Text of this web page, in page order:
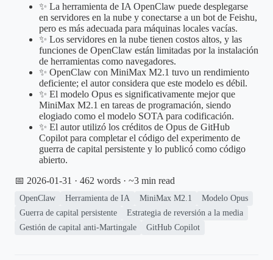
✨ La herramienta de IA OpenClaw puede desplegarse
en servidores en la nube y conectarse a un bot de Feishu,
pero es más adecuada para máquinas locales vacías.
✨ Los servidores en la nube tienen costos altos, y las
funciones de OpenClaw están limitadas por la instalación
de herramientas como navegadores.
✨ OpenClaw con MiniMax M2.1 tuvo un rendimiento
deficiente; el autor considera que este modelo es débil.
✨ El modelo Opus es significativamente mejor que
MiniMax M2.1 en tareas de programación, siendo
elogiado como el modelo SOTA para codificación.
✨ El autor utilizó los créditos de Opus de GitHub
Copilot para completar el código del experimento de
guerra de capital persistente y lo publicó como código
abierto.
📅 2026-01-31 · 462 words · ~3 min read
OpenClaw Herramienta de IA MiniMax M2.1
Modelo Opus
Guerra de capital persistente
Estrategia de reversión a la media
Gestión de capital anti-Martingale
GitHub Copilot